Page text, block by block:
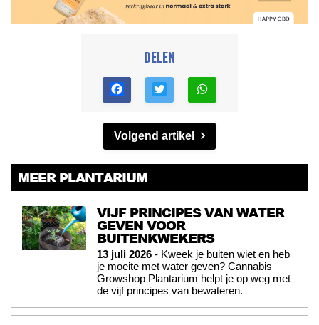
DELEN
Volgend artikel
MEER PLANTARIUM
VIJF PRINCIPES VAN WATER
GEVEN VOOR
BUITENKWEKERS
13 juli 2026 - Kweek je buiten wiet en heb
je moeite met water geven? Cannabis
Growshop Plantarium helpt je op weg met
de vijf principes van bewateren.